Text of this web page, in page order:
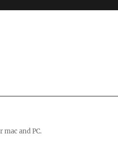
and PC.